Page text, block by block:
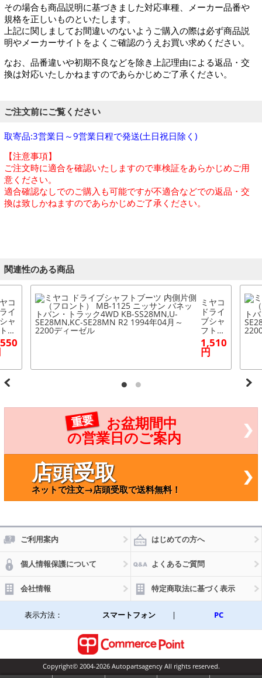
その場合も商品説明に基づきました対応車種、メーカー品番や
規格を正しいものといたします。
上記に関しましてお間違いのないようご購入の際は必ず商品説
明やメーカーサイトをよくご確認のうえお買い求めください。
なお、品番違いや初期不良などを除き上記理由による返品・交
換は対応いたしかねますのであらかじめご了承ください。
ご注文前にご覧ください
取寄品:3営業日～9営業日程で発送(土日祝日除く)
【注意事項】
ご注文時に適合を確認いたしますので車検証をあらかじめご用
意ください。
適合確認なしでのご購入も可能ですが不適合などでの返品・交
換は致しかねますのであらかじめご了承ください。
関連性のある商品
コ
イ
ャ
ブ
片
フ
M
K
月
ィ
ミヤコ
ドライ
ブシャ
フトブ
ーツ
内側片
側（フ
ロン
サン
4WD K
-SE28
年04月
～ 220
0ディ
1,510
円
重要
お盆期間中
の営業日のご案内
店頭受取
ネットで注文→店頭受取で送料無料！
ご利用案内 はじめての方へ
個人情報保護について よくあるご質問
会社情報 特定商取法に基づく表示
表示方法： スマートフォン | PC
Copyright© 2004-2026 Autopartsagency All rights reserved.